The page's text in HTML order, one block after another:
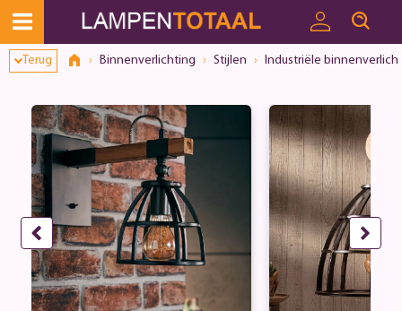
Terug Binnenverlichting Stijlen Industriële